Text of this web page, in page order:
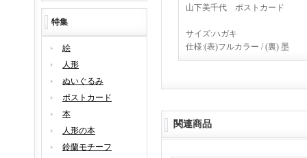
特集
絵
人形
ぬいぐるみ
ポストカード
本
人形の本
鈴蘭モチーフ
山下美千代 ポストカード
サイズ:ハガキ
仕様:(表)フルカラー / (裏) 墨
関連商品